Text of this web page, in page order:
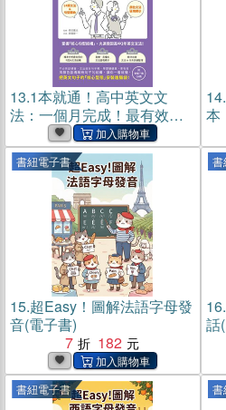
13.1本就通！高中英文文
法：一個月完成！最有效率
學完升大學必備文法(電子書)
14.
本
書紐電子書
15.超Easy！圖解法語字母發
音(電子書)
7
182
書
16.
話
書紐電子書 書